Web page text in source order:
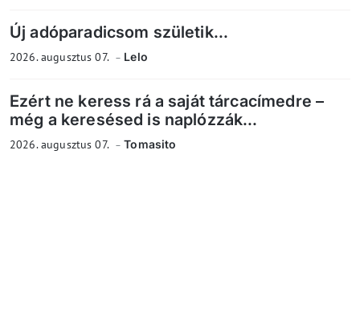
Új adóparadicsom születik...
2026. augusztus 07. Lelo
Ezért ne keress rá a saját tárcacímedre –
még a keresésed is naplózzák...
2026. augusztus 07. Tomasito